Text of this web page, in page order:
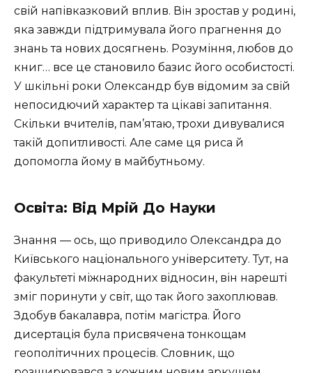
свій напівказковий вплив. Він зростав у родині,
яка завжди підтримувала його прагнення до
знань та нових досягнень. Розуміння, любов до
книг… все це становило базис його особистості.
У шкільні роки Олександр був відомим за свій
непосидючий характер та цікаві запитання.
Скільки вчителів, пам’ятаю, трохи дивувалися
такій допитливості. Але саме ця риса й
допомогла йому в майбутньому.
Освіта: Від Мрій До Науки
Знання — ось, що приводило Олександра до
Київського національного університету. Тут, на
факультеті міжнародних відносин, він нарешті
зміг поринути у світ, що так його захоплював.
Здобув бакалавра, потім магістра. Його
дисертація була присвячена тонкощам
геополітичних процесів. Словник, що